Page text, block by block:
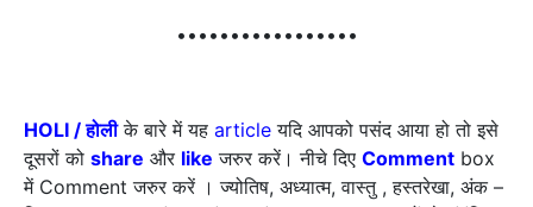
•••••••••••••••••
HOLI /होलीके बारे में यह article यदि आपको पसंद आया हो तो इसे
दूसरों को share और like जरुर करें। नीचे दिए Comment box
में Comment जरुर करें । ज्योतिष, अध्यात्म, वास्तु , हस्तरेखा, अंक –